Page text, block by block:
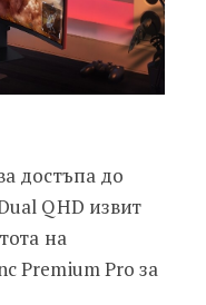
достъпа до
QHD извит
на
Premium Pro за